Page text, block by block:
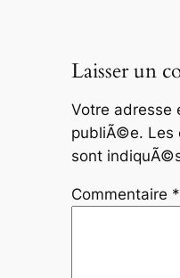
Laisser un
Votre adresse
publiÃ©e. Les
sont
Commentaire *